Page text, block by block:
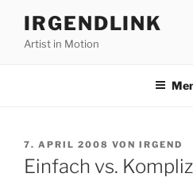
Inhalt
springen
IRGENDLINK
Artist in Motion
VERÖFFENTLICHT
AM
7. APRIL 2008 VON IRGEND
Einfach vs.